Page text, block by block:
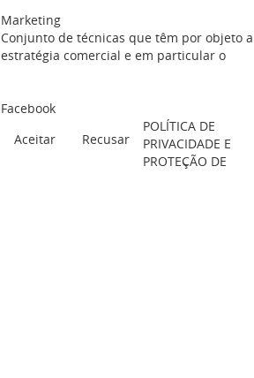
Marketing
Conjunto de técnicas que têm por objeto a
estratégia comercial e em particular o
Facebook
Aceitar
Recusar
POLÍTICA DE
PRIVACIDADE E
PROTEÇÃO DE